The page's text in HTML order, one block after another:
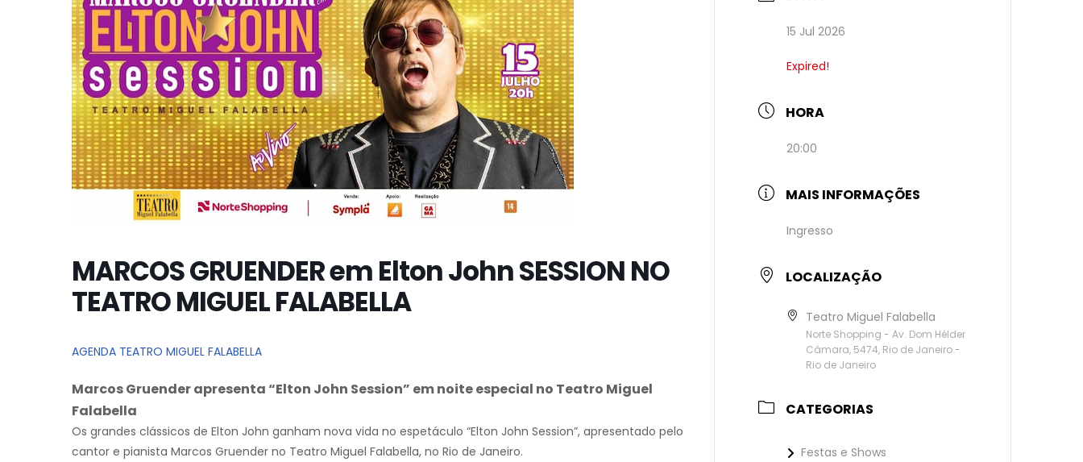
MARCOS GRUENDER em Elton John SESSION NO
TEATRO MIGUEL FALABELLA
AGENDA TEATRO MIGUEL FALABELLA
Marcos Gruender apresenta “Elton John Session” em noite especial no Teatro Miguel
Falabella
Os grandes clássicos de Elton John ganham nova vida no espetáculo “Elton John Session”, apresentado pelo
cantor e pianista Marcos Gruender no Teatro Miguel Falabella, no Rio de Janeiro.
15 Jul 2026
Expired!
HORA
20:00
MAIS INFORMAÇÕES
Ingresso
LOCALIZAÇÃO
Teatro Miguel Falabella
Norte Shopping - Av. Dom Hélder
Câmara, 5474, Rio de Janeiro -
Rio de Janeiro
CATEGORIAS
Festas e Shows